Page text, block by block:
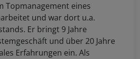
Topmanagement eines
und war dort u.a.
Er bringt 9 Jahre
und über 20 Jahre
Erfahrungen ein. Als